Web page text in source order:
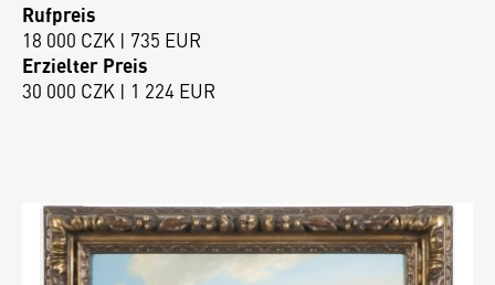
Rufpreis
18 000 CZK | 735 EUR
Erzielter Preis
30 000 CZK | 1 224 EUR